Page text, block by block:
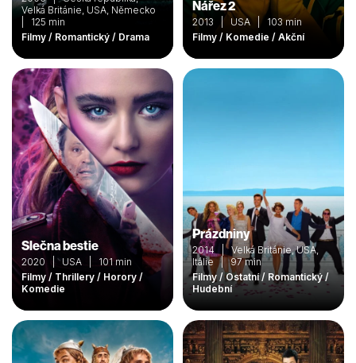
Velká Británie, USA, Německo
| 125 min
Filmy / Romantický / Drama
Nářez 2
2013 | USA | 103 min
Filmy / Komedie / Akční
Slečna bestie
2020 | USA | 101 min
Filmy / Thrillery / Horory /
Komedie
Prázdniny
2014 | Velká Británie, USA,
Itálie | 97 min
Filmy / Ostatní / Romantický /
Hudební